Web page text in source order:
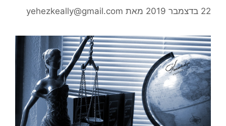
22 בדצמבר 2019 מאת yehezkeally@gmail.com